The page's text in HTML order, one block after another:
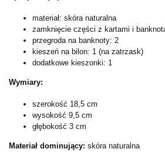
materiał: skóra naturalna
zamknięcie części z kartami i
przegroda na banknoty: 2
kieszeń na bilon: 1 (na zatrzask)
dodatkowe kieszonki: 1
Wymiary:
szerokość 18,5 cm
wysokość 9,5 cm
głębokość 3 cm
Materiał dominujący: skóra naturalna